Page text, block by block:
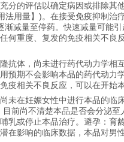
分的评估以确定病因或排除
用量】)。在接受免疫抑制
减量至停药。快速减量可能
何重度、复发的免疫相关不
抗体，尚未进行药代动力学
预期不会影响本品的药代动
疫相关不良反应，可以在开始
未在妊娠女性中进行本品的
前尚不清楚本品是否会分泌
乳或停止本品治疗。避孕：
在影响的临床数据，本品对男